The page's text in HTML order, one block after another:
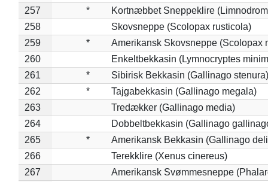
257
*
Kortnæbbet Sneppeklire
258
Skovsneppe (Scolopax rusticola)
259
*
Amerikansk Skovsneppe (Scolopax
260
Enkeltbekkasin (Lymnocryptes
261
*
Sibirisk Bekkasin (Gallinago stenura)
262
*
Tajgabekkasin (Gallinago megala)
263
Tredækker (Gallinago media)
264
Dobbeltbekkasin (Gallinago
265
*
Amerikansk Bekkasin (Gallinago
266
Terekklire (Xenus cinereus)
267
Amerikansk Svømmesneppe